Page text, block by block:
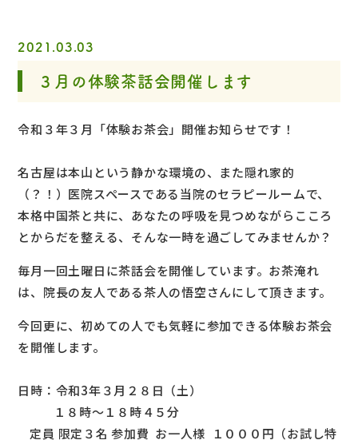
2021.03.03
３月の体験茶話会開催します
令和３年３月「体験お茶会」開催お知らせです！
名古屋は本山という静かな環境の、また隠れ家的
（？！）医院スペースである当院のセラピールームで、
本格中国茶と共に、あなたの呼吸を見つめながらこころ
とからだを整える、そんな一時を過ごしてみませんか？
毎月一回土曜日に茶話会を開催しています。お茶淹れ
は、院長の友人である茶人の悟空さんにして頂きます。
今回更に、初めての人でも気軽に参加できる体験お茶会
を開催します。
日時：令和3年３月２８日（土）
１８時～１８時４５分
定員 限定３名 参加費 お一人様 １０００円（お試し特